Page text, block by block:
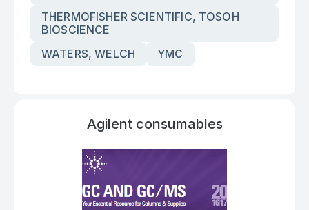
THERMOFISHER SCIENTIFIC, TOSOH
BIOSCIENCE
WATERS, WELCH
YMC
Agilent consumables